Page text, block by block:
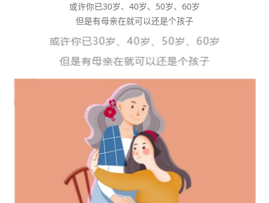
或许你已30岁、40岁、50岁、60岁
但是有母亲在就可以还是个孩子